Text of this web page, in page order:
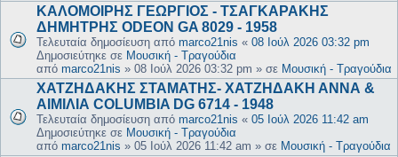
ΚΑΛΟΜΟΙΡΗΣ ΓΕΩΡΓΙΟΣ - ΤΣΑΓΚΑΡΑΚΗΣ
ΔΗΜΗΤΡΗΣ ODEON GA 8029 - 1958
Τελευταία δημοσίευση από marco21nis « 08 Ιούλ 2026 03:32 pm
Δημοσιεύτηκε σε Μουσική - Τραγούδια
από marco21nis » 08 Ιούλ 2026 03:32 pm » σε Μουσική - Τραγούδια
ΧΑΤΖΗΔΑΚΗΣ ΣΤΑΜΑΤΗΣ- ΧΑΤΖΗΔΑΚΗ ΑΝΝΑ &
ΑΙΜΙΛΙΑ COLUMBIA DG 6714 - 1948
Τελευταία δημοσίευση από marco21nis « 05 Ιούλ 2026 11:42 am
Δημοσιεύτηκε σε Μουσική - Τραγούδια
από marco21nis » 05 Ιούλ 2026 11:42 am » σε Μουσική - Τραγούδια